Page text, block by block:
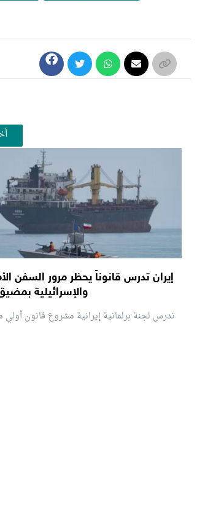
إيران تدرس قانوناً يحظر مرور السفن
والإسرائيلية
تدرس لجنة برلمانية إيرانية مشروع قانون ⁠أولي